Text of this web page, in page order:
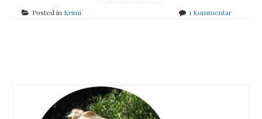
Posted in Krimi 1 Kommentarzu
navigation